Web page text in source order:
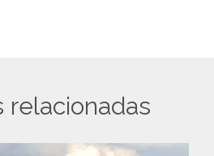
relacionadas